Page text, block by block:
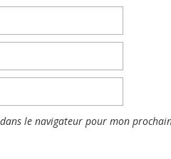
le navigateur pour mon